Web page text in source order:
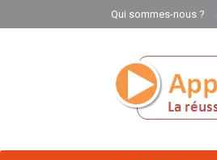
Qui sommes-nous ?